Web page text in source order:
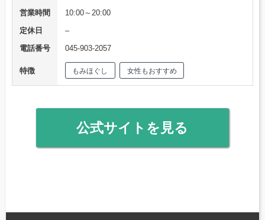
営業時間
10:00～20:00
定休日
–
電話番号
045-903-2057
特徴 もみほぐし 女性もおすすめ
公式サイトを見る